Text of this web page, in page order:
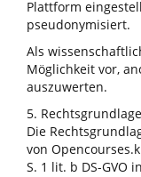
Plattform
pseudonymisiert.
Als
Möglichkeit vor,
auszuwerten.
5.
Die
von
S. 1 lit. b DS-GVO